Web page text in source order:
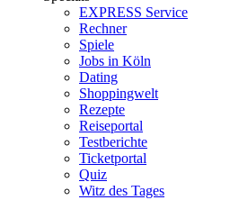
EXPRESS Service
Rechner
Spiele
Jobs in Köln
Dating
Shoppingwelt
Rezepte
Reiseportal
Testberichte
Ticketportal
Quiz
Witz des Tages